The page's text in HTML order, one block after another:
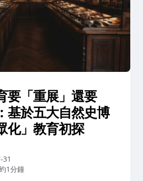
要「重展」還要
基於五大自然史博
化」教育初探
31
1分鐘